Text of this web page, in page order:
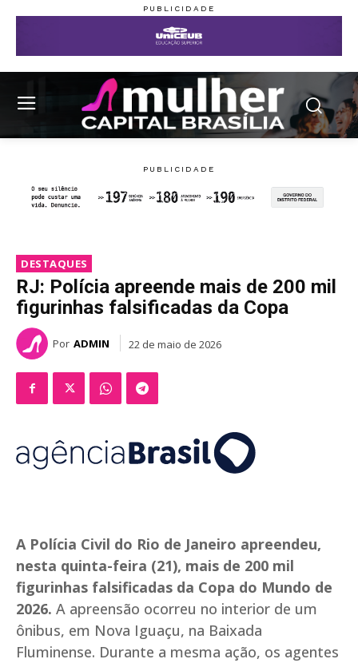
DESTAQUES
RJ: Polícia apreende mais de 200 mil
figurinhas falsificadas da Copa
Por ADMIN 22 de maio de 2026
A Polícia Civil do Rio de Janeiro apreendeu,
nesta quinta-feira (21), mais de 200 mil
figurinhas falsificadas da Copa do Mundo de
2026. A apreensão ocorreu no interior de um
ônibus, em Nova Iguaçu, na Baixada
Fluminense. Durante a mesma ação, os agentes